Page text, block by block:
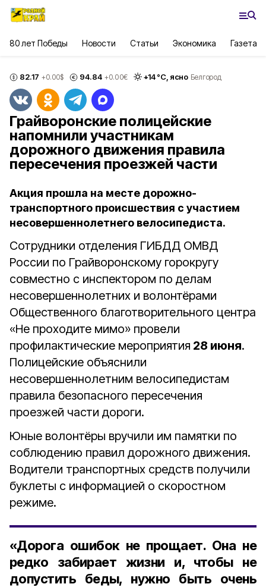
80 лет Победы Новости Статьи Экономика Газета
82.17 +0.00$ 94.84 +0.00€ +14°С, ясно Белгород
Грайворонские полицейские
напомнили участникам
дорожного движения правила
пересечения проезжей части
Акция прошла на месте дорожно-
транспортного происшествия с участием
несовершеннолетнего велосипедиста.
Сотрудники отделения ГИБДД ОМВД
России по Грайворонскому горокругу
совместно с инспектором по делам
несовершеннолетних и волонтёрами
Общественного благотворительного центра
«Не проходите мимо» провели
профилактические мероприятия 28 июня.
Полицейские объяснили
несовершеннолетним велосипедистам
правила безопасного пересечения
проезжей части дороги.
Юные волонтёры вручили им памятки по
соблюдению правил дорожного движения.
Водители транспортных средств получили
буклеты с информацией о скоростном
режиме.
«Дорога ошибок не прощает. Она не
редко забирает жизни и, чтобы не
допустить беды, нужно быть очень